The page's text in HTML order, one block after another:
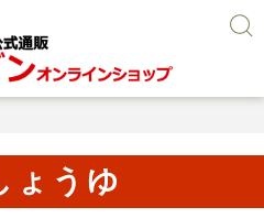
ょうゆ